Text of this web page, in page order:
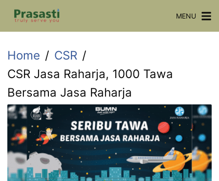
MENU
Home
CSR
CSR Jasa Raharja, 1000 Tawa
Bersama Jasa Raharja